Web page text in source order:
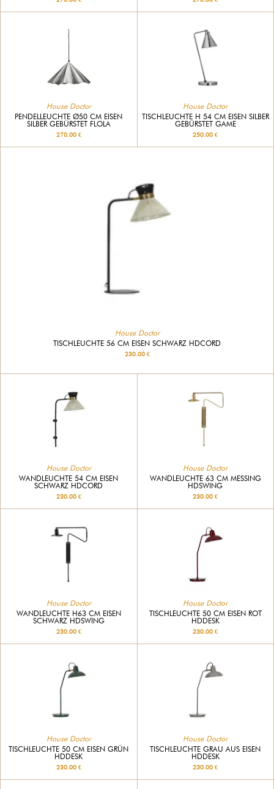
House Doctor
PENDELLEUCHTE Ø50 CM EISEN
SILBER GEBÜRSTET FLOLA
270.00 €
House Doctor
TISCHLEUCHTE H 54 CM EISEN SILBER
GEBÜRSTET GAME
250.00 €
House Doctor
TISCHLEUCHTE 56 CM EISEN SCHWARZ HDCORD
230.00 €
House Doctor
WANDLEUCHTE 54 CM EISEN
SCHWARZ HDCORD
230.00 €
House Doctor
WANDLEUCHTE 63 CM MESSING
HDSWING
230.00 €
House Doctor
WANDLEUCHTE H63 CM EISEN
SCHWARZ HDSWING
230.00 €
House Doctor
TISCHLEUCHTE 50 CM EISEN ROT
HDDESK
230.00 €
House Doctor
TISCHLEUCHTE 50 CM EISEN GRÜN
HDDESK
230.00 €
House Doctor
TISCHLEUCHTE GRAU AUS EISEN
HDDESK
230.00 €